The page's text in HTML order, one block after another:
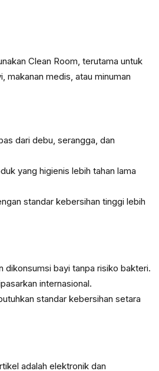
Clean Room, terutama untuk
makanan medis, atau minuman
dari debu, serangga, dan
yang higienis lebih tahan lama
standar kebersihan tinggi lebih
dikonsumsi bayi tanpa risiko bakteri.
internasional.
standar kebersihan setara
adalah elektronik dan